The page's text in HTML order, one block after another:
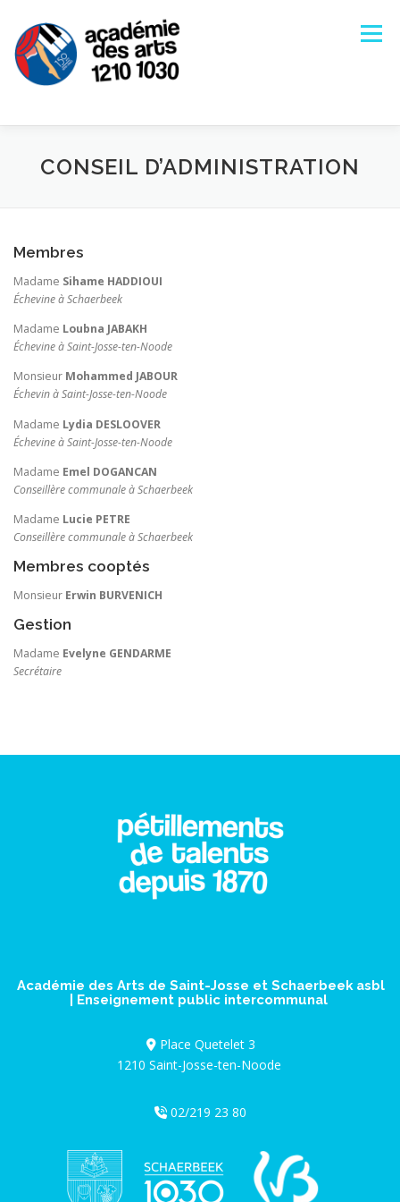
contenu
Menu
ACCUEIL S’INSCRIRE À L’ACADÉMIE
INFOS GÉNÉRALES
CONSEIL D’ADMINISTRATION
Membres
Madame Sihame HADDIOUI
Échevine à Schaerbeek
Madame Loubna JABAKH
Échevine à Saint-Josse-ten-Noode
Monsieur Mohammed JABOUR
Échevin à Saint-Josse-ten-Noode
Madame Lydia DESLOOVER
Échevine à Saint-Josse-ten-Noode
Madame Emel DOGANCAN
Conseillère communale à Schaerbeek
Madame Lucie PETRE
Conseillère communale à Schaerbeek
Membres cooptés
Monsieur Erwin BURVENICH
Gestion
Madame Evelyne GENDARME
Secrétaire
Académie des Arts de Saint-Josse et Schaerbeek asbl
| Enseignement public intercommunal
Place Quetelet 3
1210 Saint-Josse-ten-Noode
02/219 23 80